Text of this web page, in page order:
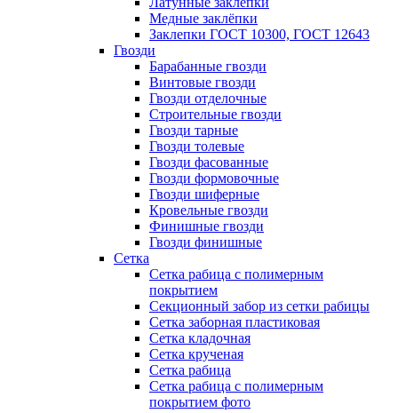
Медные заклёпки
Заклепки ГОСТ 10300, ГОСТ 12643
Гвозди
Барабанные гвозди
Винтовые гвозди
Гвозди отделочные
Строительные гвозди
Гвозди тарные
Гвозди толевые
Гвозди фасованные
Гвозди формовочные
Гвозди шиферные
Кровельные гвозди
Финишные гвозди
Гвозди финишные
Сетка
Сетка рабица с полимерным
покрытием
Секционный забор из сетки рабицы
Сетка заборная пластиковая
Сетка кладочная
Сетка крученая
Сетка рабица
Сетка рабица с полимерным
покрытием фото